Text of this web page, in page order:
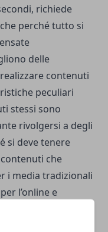
richiede
perché tutto si
delle
contenuti
peculiari
stessi sono
rivolgersi a degli
si deve tenere
che
i media tradizionali
l’online e
che sanno